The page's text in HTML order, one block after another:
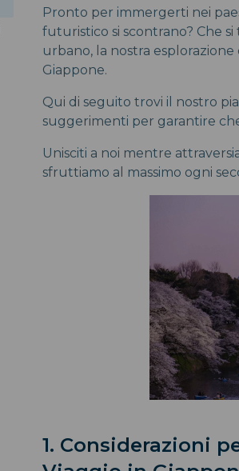
Pronto per immergerti nei
futuristico si scontrano? Che
urbano, la nostra
Giappone.
Qui di seguito trovi il nostro
suggerimenti per garantire
Unisciti a noi mentre
sfruttiamo al massimo ogni
1. Considerazioni